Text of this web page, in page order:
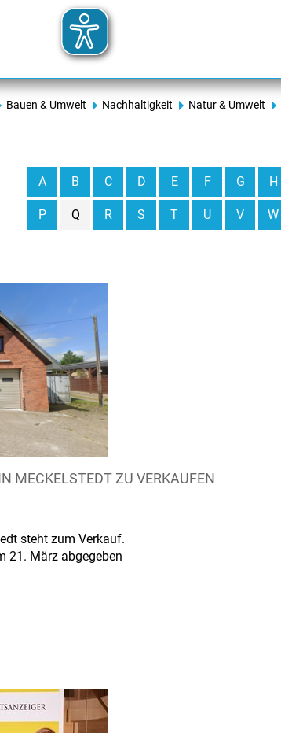
Bauen & Umwelt Nachhaltigkeit Natur & Umwelt
A B C D E F G H
P Q R S T U V W
MECKELSTEDT ZU VERKAUFEN
steht zum Verkauf.
21. März abgegeben